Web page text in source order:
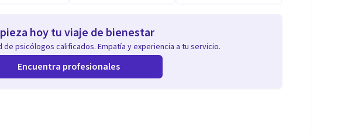
hoy tu viaje de bienestar
de psicólogos calificados. Empatía y experiencia a tu servicio.
Encuentra profesionales